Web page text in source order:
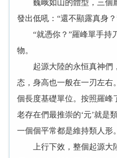
巍峨如山的體型，三個龐
發出低吼：“還不顯露真身？
“就憑你？”羅峰單手持
物。
起源大陸的永恒真神們
态，身高也一般在一刃左右
個長度基礎單位。按照羅峰
老存在們最推崇的‘元’就是
一個個平常都是維持類人形。
上行下效，整個起源大